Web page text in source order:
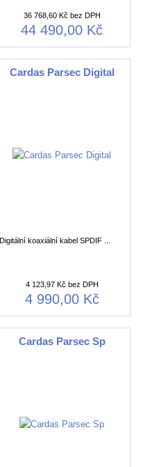
36 768,60 Kč bez DPH
44 490,00 Kč
Cardas Parsec Digital
Digitální koaxiální kabel SPDIF ...
4 123,97 Kč bez DPH
4 990,00 Kč
Cardas Parsec Sp